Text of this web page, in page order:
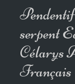
serpent
Célarys
Français